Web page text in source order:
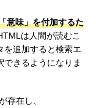
意味」を付加するた
は人間が読むこ
を追加すると検索エ
できるようになりま
存在し、